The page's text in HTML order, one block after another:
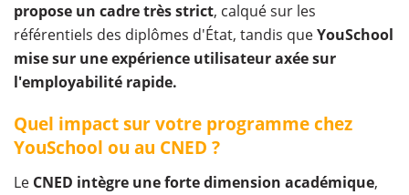
propose un cadre très strict, calqué sur les
référentiels des diplômes d'État, tandis queYouSchool
mise sur une expérience utilisateur axée sur
l'employabilité rapide.
Quel impact sur votre programme chez
YouSchool ou au CNED ?
Le CNED intègre une forte dimension académique,